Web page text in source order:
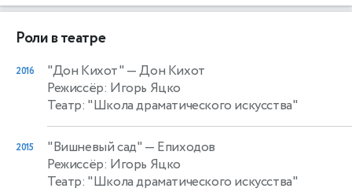
Роли в театре
2016 "Дон Кихот" — Дон Кихот
Режиссёр: Игорь Яцко
Театр: "Школа драматического искусства"
2015 "Вишневый сад" — Епиходов
Режиссёр: Игорь Яцко
Театр: "Школа драматического искусства"